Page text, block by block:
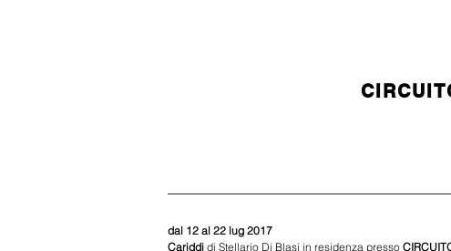
dal 12 al 22 lug 2017
Cariddi di Stellario Di Blasi in residenza presso